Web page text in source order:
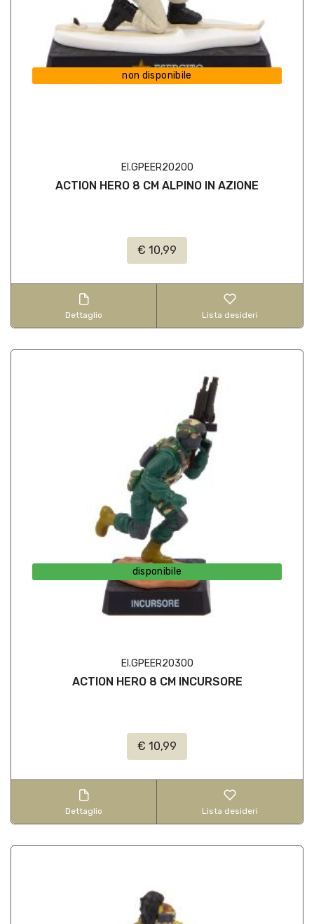
non disponibile
EI.GPEER20200
ACTION HERO 8 CM ALPINO IN AZIONE
€ 10,99
Dettaglio Lista desideri
disponibile
EI.GPEER20300
ACTION HERO 8 CM INCURSORE
€ 10,99
Dettaglio Lista desideri